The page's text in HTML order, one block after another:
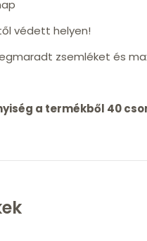
védett helyen!
zsemléket és
a termékből 40